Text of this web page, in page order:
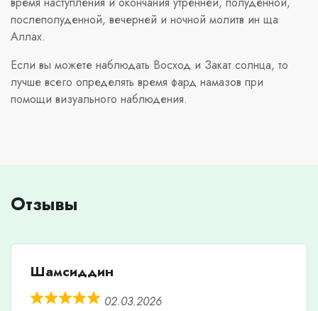
послеполуденной, вечерней и ночной молитв ин ща
Аллах.
Если вы можете наблюдать Восход и Закат солнца, то
лучше всего определять время фард намазов при
помощи визуального наблюдения.
Отзывы
Шамсиддин
02.03.2026